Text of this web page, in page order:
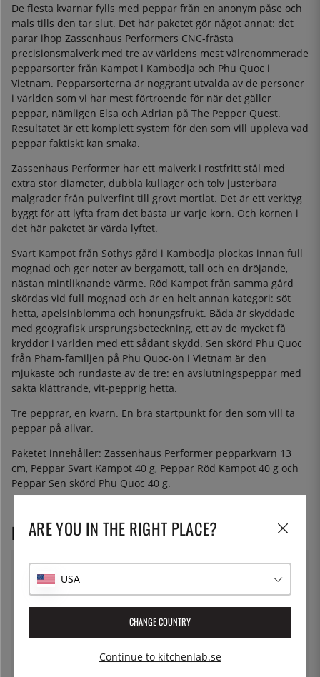
De flesta kvarnar fylls med peppar från en anonym påse och
mals tills den tar slut. Det här paketet gör något annat: det
parar ihop Zassenhaus Performers CNC-frästa
precisionsmalverk med tre av världens mest välrenommerade
pepparsorter från Kampot i Kambodja och Phu Quoc i
Vietnam. Pepparsorterna är noggrant utvalda av de personer
i världen som vi har mest förtroende för när det gäller
peppar, nämligen Elsa och Adrian på The Pepper Quest.
Resultatet är ett komplett system för den som vill uppleva vad
peppar faktiskt kan smaka.
Zassenhaus Performer har ett malverk i rostfritt stål med
extra stor diameter, dubbla kullager och tolv justerbara
malgrader från pulverfint till grovt mortlat. Det är ett verktyg
byggt för att lyfta fram det bästa ur varje korn. Och kornen i
det här paketet är värda lyftet.
Svart Kampot från Sothys gård i Kambodja plockas innan full
mognad och ger noter av bergamott, tall och en dröjande,
nästan mintliknande värme. Röd Kampot från samma gård
skördas vid full mognad och är en helt annan kategori: söt
hetta, apelsinblomma och honungsfrukt. Båda är skyddade
med geografisk ursprungsbeteckning, ett av de mycket få
kryddor i världen med ett sådant skydd. Sen skörd Phu Quoc
från Pham-familjen på Phu Quoc-ön i Vietnam är den
mjukaste och rundaste av de tre: en avslutningspeppar med
sakta klättrande, vit-pepprig hetta.
Tre pepprar, en kvarn. En bra startpunkt för den som vill ta
peppar på allvar.
Paketet innehåller: Zassenhaus Performer pepparkvarn 13
cm, Peppar Svart Kampot 40 g, Peppar Röd Kampot 40 g och
Peppar Sen skörd Phu Quoc 40 g.
REKOMMENDERADE PRODUKTER
ARE YOU IN THE RIGHT PLACE?
USA
CHANGE COUNTRY
Continue to kitchenlab.se